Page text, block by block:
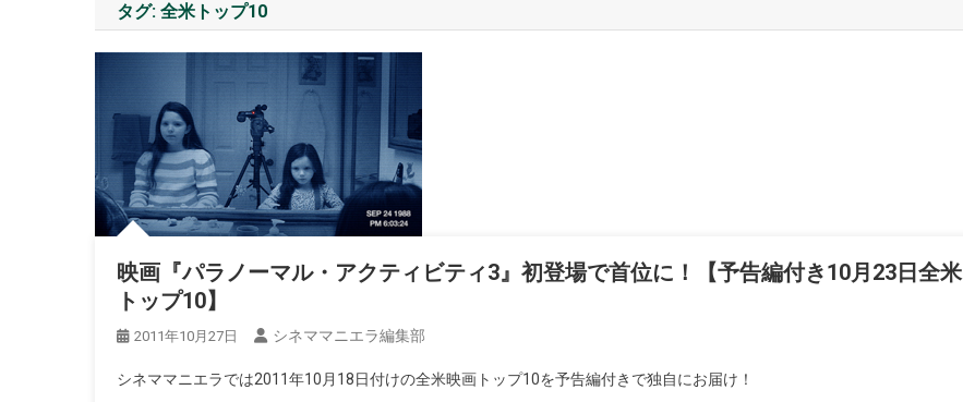
タグ: 全米トップ10
映画『パラノーマル・アクティビティ3』初登場で首位に！【予告編付き10月23日全米
トップ10】
2011年10月27日 シネママニエラ編集部
シネママニエラでは2011年10月18日付けの全米映画トップ10を予告編付きで独自にお届け！